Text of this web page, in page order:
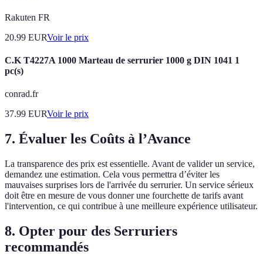
Rakuten FR
20.99 EURVoir le prix
C.K T4227A 1000 Marteau de serrurier 1000 g DIN 1041 1
pc(s)
conrad.fr
37.99 EURVoir le prix
7. Évaluer les Coûts à l’Avance
La transparence des prix est essentielle. Avant de valider un service,
demandez une estimation. Cela vous permettra d’éviter les
mauvaises surprises lors de l'arrivée du serrurier. Un service sérieux
doit être en mesure de vous donner une fourchette de tarifs avant
l'intervention, ce qui contribue à une meilleure expérience utilisateur.
8. Opter pour des Serruriers
recommandés